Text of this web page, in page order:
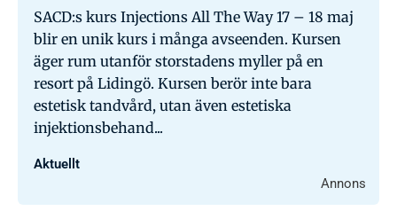
SACD:s kurs Injections All The Way 17 – 18 maj
blir en unik kurs i många avseenden. Kursen
äger rum utanför storstadens myller på en
resort på Lidingö. Kursen berör inte bara
estetisk tandvård, utan även estetiska
injektionsbehand...
Aktuellt